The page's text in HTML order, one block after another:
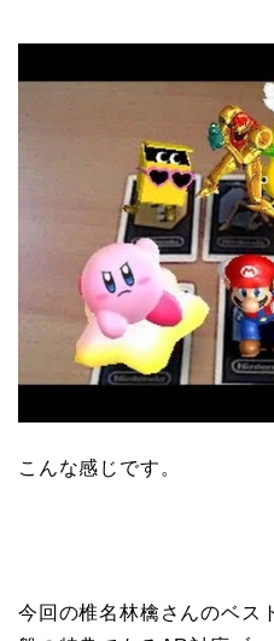
こんな感じです。
今回の椎名林檎さんのベス